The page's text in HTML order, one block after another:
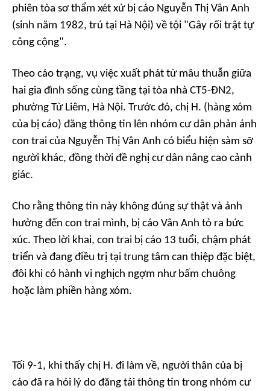
phiên tòa sơ thẩm xét xử bị cáo Nguyễn Thị Vân Anh
(sinh năm 1982, trú tại Hà Nội) về tội "Gây rối trật tự
công cộng".
Theo cáo trạng, vụ việc xuất phát từ mâu thuẫn giữa
hai gia đình sống cùng tầng tại tòa nhà CT5-ĐN2,
phường Từ Liêm, Hà Nội. Trước đó, chị H. (hàng xóm
của bị cáo) đăng thông tin lên nhóm cư dân phản ánh
con trai của Nguyễn Thị Vân Anh có biểu hiện sàm sỡ
người khác, đồng thời đề nghị cư dân nâng cao cảnh
giác.
Cho rằng thông tin này không đúng sự thật và ảnh
hưởng đến con trai mình, bị cáo Vân Anh tỏ ra bức
xúc. Theo lời khai, con trai bị cáo 13 tuổi, chậm phát
triển và đang điều trị tại trung tâm can thiệp đặc biệt,
đôi khi có hành vi nghịch ngợm như bấm chuông
hoặc làm phiền hàng xóm.
Tối 9-1, khi thấy chị H. đi làm về, người thân của bị
cáo đã ra hỏi lý do đăng tải thông tin trong nhóm cư